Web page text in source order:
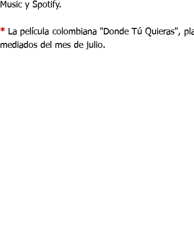
Music y Spotify.
* La película colombiana "Donde Tú Quieras",
mediados del mes de julio.